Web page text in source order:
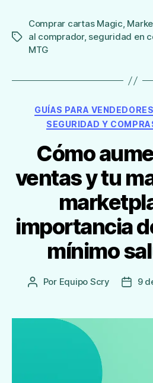
Etiquetas
Comprar cartas Magic,
al comprador, seguridad en
MTG
GUÍAS PARA VENDEDORES
SEGURIDAD Y
Cómo
ventas y tu
importancia
mínimo
Autor
Entrada
Por Equipo Scry
Fecha
9